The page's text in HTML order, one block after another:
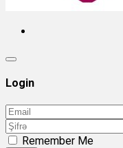
Login
Remember Me